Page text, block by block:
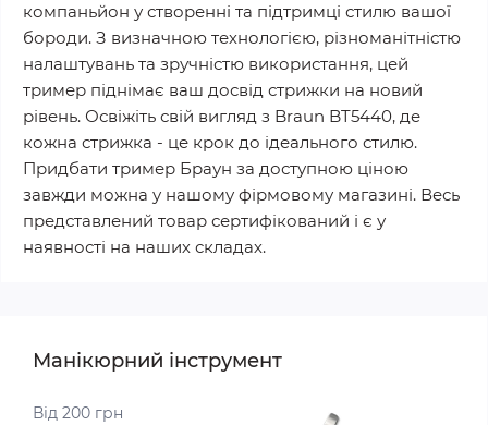
компаньйон у створенні та підтримці стилю вашої
бороди. З визначною технологією, різноманітністю
налаштувань та зручністю використання, цей
тример піднімає ваш досвід стрижки на новий
рівень. Освіжіть свій вигляд з Braun BT5440, де
кожна стрижка - це крок до ідеального стилю.
Придбати тример Браун за доступною ціною
завжди можна у нашому фірмовому магазині. Весь
представлений товар сертифікований і є у
наявності на наших складах.
Манікюрний інструмент
Від 200 грн